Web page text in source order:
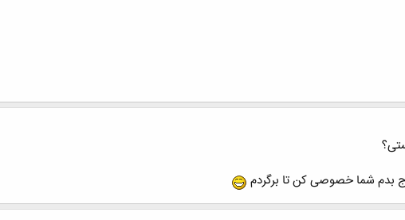
بدم شما خصوصی کن تا برگردم